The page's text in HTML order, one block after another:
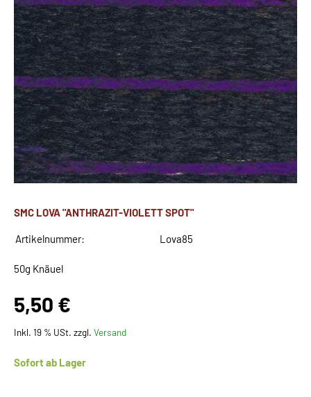
SMC LOVA "ANTHRAZIT-VIOLETT SPOT"
Artikelnummer: Lova85
50g Knäuel
5,50 €
Inkl. 19 % USt. zzgl. Versand
Sofort ab Lager